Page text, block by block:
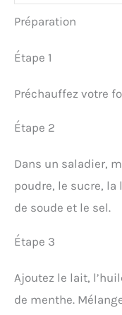
Préparation
Étape 1
Préchauffez votre
Étape 2
Dans un saladier,
poudre, le sucre,
de soude et le sel.
Étape 3
Ajoutez le lait,
de menthe.